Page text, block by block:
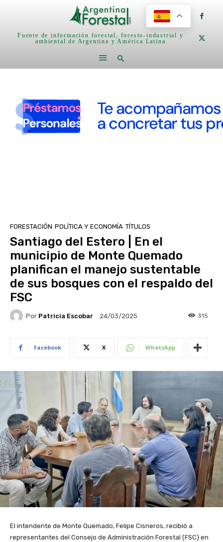
Fuente de información forestal, foresto-industrial y
ambiental de Argentina y América Latina
FORESTACIÓN POLÍTICA Y ECONOMÍA TÍTULOS
Santiago del Estero | En el
municipio de Monte Quemado
planifican el manejo sustentable
de sus bosques con el respaldo del
FSC
Por Patricia Escobar 24/03/2025 315
Facebook X WhatsApp
El intendente de Monte Quemado, Felipe Cisneros, recibió a
representantes del Consejo de Administración Forestal (FSC) en